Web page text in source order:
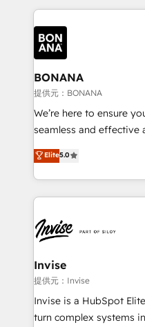
happen.
set-up, Migrations,
Sales Hub, Marketing
Ops Hub Software,
content strategies,
bespoke web apps and
websites. Experienced
Manufacturers, Fintech,
SaaS industries.
BONANA
提供元：BONANA
We’re here to ensure
seamless and effective
team that has 10+
we have a deep
Services and E-
streamline and
commercial operations.
automating and
service operations with
your website, and we
Based Marketing, SEO,
No worries, we will
Elite5.0
Invise
提供元：Invise
Invise is a HubSpot
turn complex systems